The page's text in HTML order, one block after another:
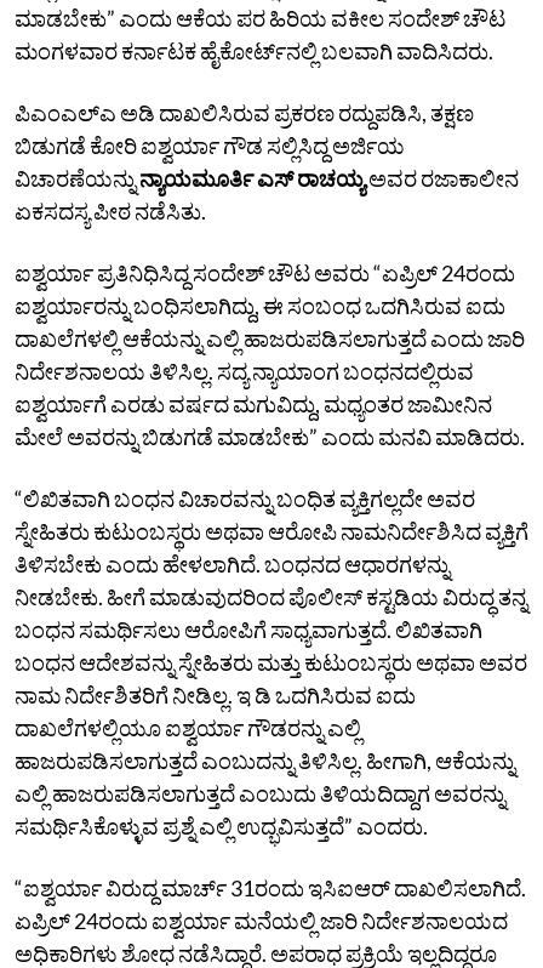
ಮಾಡಬೇಕು” ಎಂದು ಆಕೆಯ ಪರ ಹಿರಿಯ ವಕೀಲ ಸಂದೇಶ್‌ ಚೌಟ
ಮಂಗಳವಾರ ಕರ್ನಾಟಕ ಹೈಕೋರ್ಟ್‌ನಲ್ಲಿ ಬಲವಾಗಿ ವಾದಿಸಿದರು.
ಪಿಎಂಎಲ್‌ಎ ಅಡಿ ದಾಖಲಿಸಿರುವ ಪ್ರಕರಣ ರದ್ದುಪಡಿಸಿ, ತಕ್ಷಣ
ಬಿಡುಗಡೆ ಕೋರಿ ಐಶ್ವರ್ಯಾ ಗೌಡ ಸಲ್ಲಿಸಿದ್ದ ಅರ್ಜಿಯ
ವಿಚಾರಣೆಯನ್ನುನ್ಯಾಯಮೂರ್ತಿ ಎಸ್‌ ರಾಚಯ್ಯಅವರ ರಜಾಕಾಲೀನ
ಏಕಸದಸ್ಯ ಪೀಠ ನಡೆಸಿತು.
ಐಶ್ವರ್ಯಾ ಪ್ರತಿನಿಧಿಸಿದ್ದ ಸಂದೇಶ್‌ ಚೌಟ ಅವರು “ಏಪ್ರಿಲ್‌ 24ರಂದು
ಐಶ್ವರ್ಯಾರನ್ನು ಬಂಧಿಸಲಾಗಿದ್ದು, ಈ ಸಂಬಂಧ ಒದಗಿಸಿರುವ ಐದು
ದಾಖಲೆಗಳಲ್ಲಿ ಆಕೆಯನ್ನು ಎಲ್ಲಿ ಹಾಜರುಪಡಿಸಲಾಗುತ್ತದೆ ಎಂದು ಜಾರಿ
ನಿರ್ದೇಶನಾಲಯ ತಿಳಿಸಿಲ್ಲ. ಸದ್ಯ ನ್ಯಾಯಾಂಗ ಬಂಧನದಲ್ಲಿರುವ
ಐಶ್ವರ್ಯಾಗೆ ಎರಡು ವರ್ಷದ ಮಗುವಿದ್ದು, ಮಧ್ಯಂತರ ಜಾಮೀನಿನ
ಮೇಲೆ ಅವರನ್ನು ಬಿಡುಗಡೆ ಮಾಡಬೇಕು” ಎಂದು ಮನವಿ ಮಾಡಿದರು.
“ಲಿಖಿತವಾಗಿ ಬಂಧನ ವಿಚಾರವನ್ನು ಬಂಧಿತ ವ್ಯಕ್ತಿಗಲ್ಲದೇ ಅವರ
ಸ್ನೇಹಿತರು ಕುಟುಂಬಸ್ಥರು ಅಥವಾ ಆರೋಪಿ ನಾಮನಿರ್ದೇಶಿಸಿದ ವ್ಯಕ್ತಿಗೆ
ತಿಳಿಸಬೇಕು ಎಂದು ಹೇಳಲಾಗಿದೆ. ಬಂಧನದ ಆಧಾರಗಳನ್ನು
ನೀಡಬೇಕು. ಹೀಗೆ ಮಾಡುವುದರಿಂದ ಪೊಲೀಸ್‌ ಕಸ್ಟಡಿಯ ವಿರುದ್ಧ ತನ್ನ
ಬಂಧನ ಸಮರ್ಥಿಸಲು ಆರೋಪಿಗೆ ಸಾಧ್ಯವಾಗುತ್ತದೆ. ಲಿಖಿತವಾಗಿ
ಬಂಧನ ಆದೇಶವನ್ನು ಸ್ನೇಹಿತರು ಮತ್ತು ಕುಟುಂಬಸ್ಥರು ಅಥವಾ ಅವರ
ನಾಮ ನಿರ್ದೇಶಿತರಿಗೆ ನೀಡಿಲ್ಲ. ಇ ಡಿ ಒದಗಿಸಿರುವ ಐದು
ದಾಖಲೆಗಳಲ್ಲಿಯೂ ಐಶ್ವರ್ಯಾ ಗೌಡರನ್ನು ಎಲ್ಲಿ
ಹಾಜರುಪಡಿಸಲಾಗುತ್ತದೆ ಎಂಬುದನ್ನು ತಿಳಿಸಿಲ್ಲ. ಹೀಗಾಗಿ, ಆಕೆಯನ್ನು
ಎಲ್ಲಿ ಹಾಜರುಪಡಿಸಲಾಗುತ್ತದೆ ಎಂಬುದು ತಿಳಿಯದಿದ್ದಾಗ ಅವರನ್ನು
ಸಮರ್ಥಿಸಿಕೊಳ್ಳುವ ಪ್ರಶ್ನೆ ಎಲ್ಲಿ ಉದ್ಭವಿಸುತ್ತದೆ” ಎಂದರು.
“ಐಶ್ವರ್ಯಾ ವಿರುದ್ದ ಮಾರ್ಚ್‌ 31ರಂದು ಇಸಿಐಆರ್‌ ದಾಖಲಿಸಲಾಗಿದೆ.
ಏಪ್ರಿಲ್‌ 24ರಂದು ಐಶ್ವರ್ಯಾ ಮನೆಯಲ್ಲಿ ಜಾರಿ ನಿರ್ದೇಶನಾಲಯದ
ಅಧಿಕಾರಿಗಳು ಶೋಧ ನಡೆಸಿದ್ದಾರೆ. ಅಪರಾಧ ಪ್ರಕ್ರಿಯೆ ಇಲ್ಲದಿದ್ದರೂ